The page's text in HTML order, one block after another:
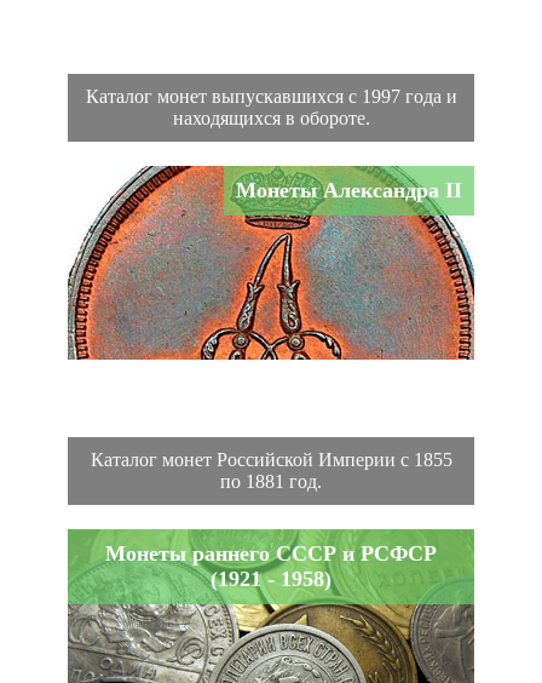
Каталог монет выпускавшихся с 1997 года и
находящихся в обороте.
Монеты Александра II
Каталог монет Российской Империи с 1855
по 1881 год.
Монеты раннего СССР и РСФСР
(1921 - 1958)